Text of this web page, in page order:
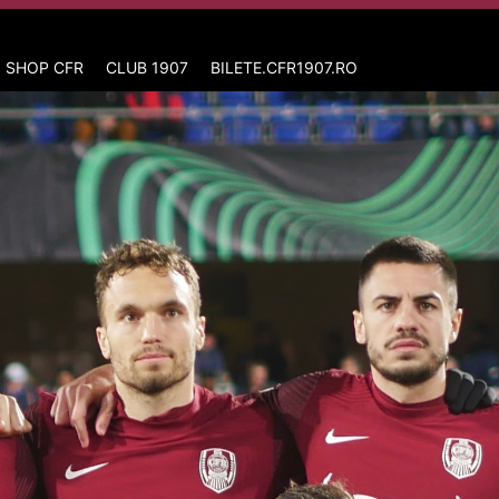
SHOP CFR CLUB 1907 BILETE.CFR1907.RO